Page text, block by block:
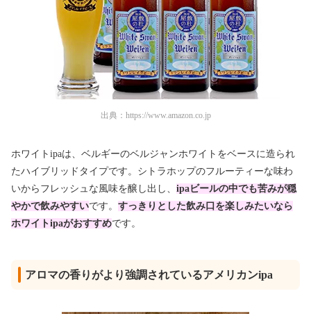
出典： https://www.amazon.co.jp
ホワイトipaは、ベルギーのベルジャンホワイトをベースに造られ
たハイブリッドタイプです。シトラホップのフルーティーな味わ
いからフレッシュな風味を醸し出し、 ipaビールの中でも苦みが穏
やかで飲みやすいです。 すっきりとした飲み口を楽しみたいなら
ホワイトipaがおすすめです。
アロマの香りがより強調されているアメリカンipa